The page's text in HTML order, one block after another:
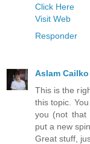
Click Here
Visit Web
Responder
Aslam Cailko
This is the
this topic.
you (not that
put a new
Great stuff,